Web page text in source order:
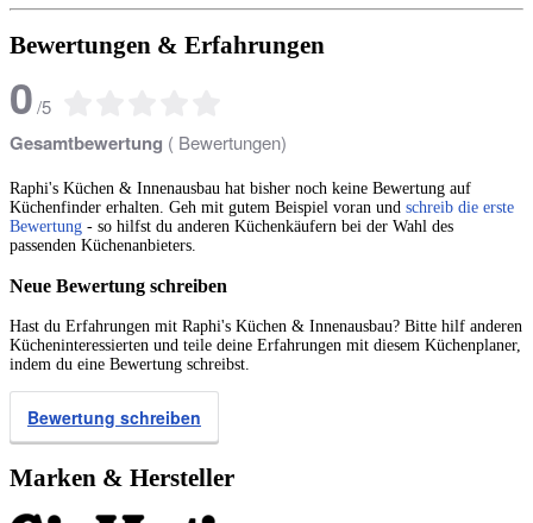
Bewertungen & Erfahrungen
0/5
Gesamtbewertung ( Bewertungen)
Raphi's Küchen & Innenausbau hat bisher noch keine Bewertung auf
Küchenfinder erhalten. Geh mit gutem Beispiel voran und schreib die erste
Bewertung - so hilfst du anderen Küchenkäufern bei der Wahl des
passenden Küchenanbieters.
Neue Bewertung schreiben
Hast du Erfahrungen mit Raphi's Küchen & Innenausbau? Bitte hilf anderen
Kücheninteressierten und teile deine Erfahrungen mit diesem Küchenplaner,
indem du eine Bewertung schreibst.
Bewertung schreiben
Marken & Hersteller